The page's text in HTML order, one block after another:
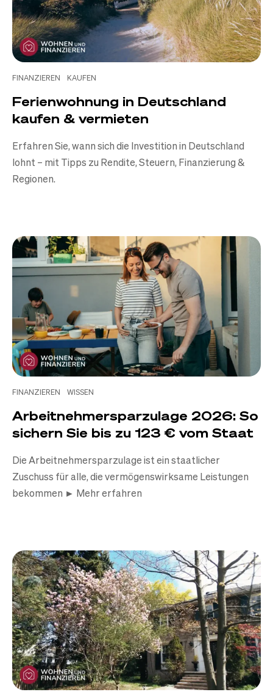
FINANZIEREN KAUFEN
Ferienwohnung in Deutschland
kaufen & vermieten
Erfahren Sie, wann sich die Investition in Deutschland
lohnt – mit Tipps zu Rendite, Steuern, Finanzierung &
Regionen.
FINANZIEREN WISSEN
Arbeitnehmersparzulage 2026: So
sichern Sie bis zu 123 € vom Staat
Die Arbeitnehmersparzulage ist ein staatlicher
Zuschuss für alle, die vermögenswirksame Leistungen
bekommen ► Mehr erfahren